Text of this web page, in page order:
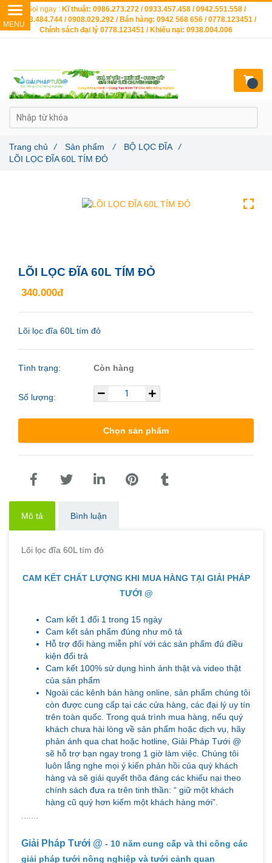
LÕI LỌC ĐĨA 60L TÍM ĐỎ
340.000đ
Lõi lọc đĩa 60L tím đỏ
Tình trạng: Còn hàng
Số lượng:
Chọn sản phẩm
Mô tả Bình luận
Lõi lọc đĩa 60L tím đỏ
CAM KẾT CHẤT LƯỢNG KHI MUA HÀNG TẠI GIẢI PHÁP
TƯỚI @
Cam kết 1 đổi 1 trong 15 ngày
Cam kết sản phẩm đúng như mô tả
Hỗ trợ đổi hàng miễn phí với các sản phẩm đủ điều
kiện đổi trả
Cam kết 100% sử dụng hình ảnh thật và video thật
của sản phẩm
Ngoài các kênh bán hàng online, sản phẩm chúng tôi
còn được cung cấp tại các cửa hàng, các đại lý uy tín
trên toàn quốc. Trong quá trình mua hàng, nếu quý
khách chưa hài lòng về sản phẩm hoặc dịch vụ, hãy
phản ánh qua chat hoặc hotline, Giải Pháp Tưới @
sẽ hỗ trợ bạn ngay trong 1 giờ làm việc. Chúng tôi
luôn lắng nghe mọi ý kiến phản hồi của quý khách
hàng và sẽ giải quyết thõa đáng các khiếu nại theo
chính sách đưa ra trên tinh thần: “ giữ một khách
hàng cũ quý hơn kiếm một khách hàng mới”.
Giải Pháp Tưới @ - 10 năm cung cấp và thi công các
giải pháp tưới nông nghiệp và tưới cảnh quan
Trang chủ / Sản phẩm / BỘ LỌC ĐĨA
/
LÕI LỌC ĐĨA 60L TÍM ĐỎ
Gọi ngay : Kĩ thuật: 0986.273.272 / 0933.457.458 / 0942.551.558 /
0903.484.744 / 0908.029.292 / Bán hàng: 0942 568 656 / 0778.123451 /
Chính sách đại lý 0778.123451 / Khiếu nại: 0938.004.006